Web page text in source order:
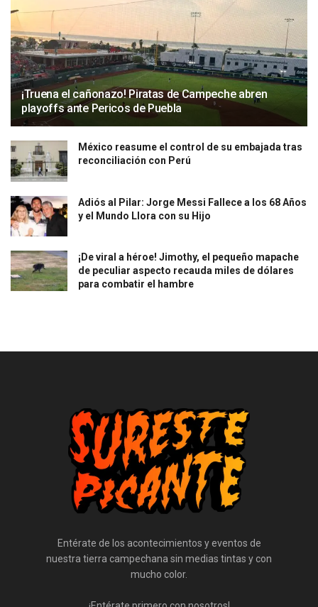
¡Truena el cañonazo! Piratas de Campeche abren
playoffs ante Pericos de Puebla
México reasume el control de su embajada tras
reconciliación con Perú
Adiós al Pilar: Jorge Messi Fallece a los 68 Años
y el Mundo Llora con su Hijo
¡De viral a héroe! Jimothy, el pequeño mapache
de peculiar aspecto recauda miles de dólares
para combatir el hambre
Entérate de los acontecimientos y eventos de
nuestra tierra campechana sin medias tintas y con
mucho color.